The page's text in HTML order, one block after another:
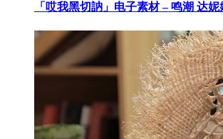
「哎我黑切訥」电子素材 – 鸣潮 达